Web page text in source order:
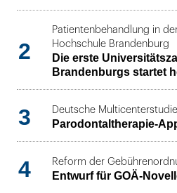
2
Patientenbehandlung in
Hochschule Brandenburg
Die erste
Brandenburgs startet
3 Deutsche Multicenterstudie
Parodontaltherapie-
4 Reform der
Entwurf für GOÄ-